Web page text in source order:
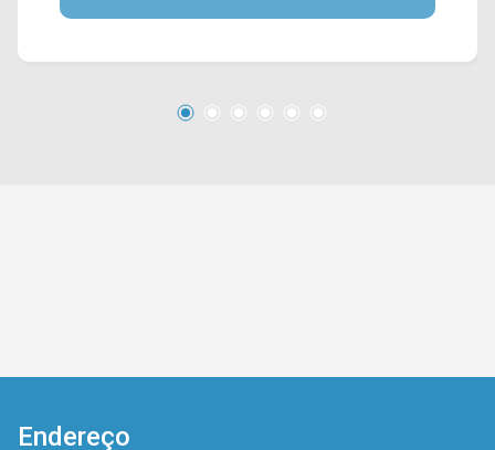
banheiros, sendo 01 de serviço, 01 social e 01
próximo a supermercados, farmácias,
outros tipos de comércio. Entre em contato com
Endereço